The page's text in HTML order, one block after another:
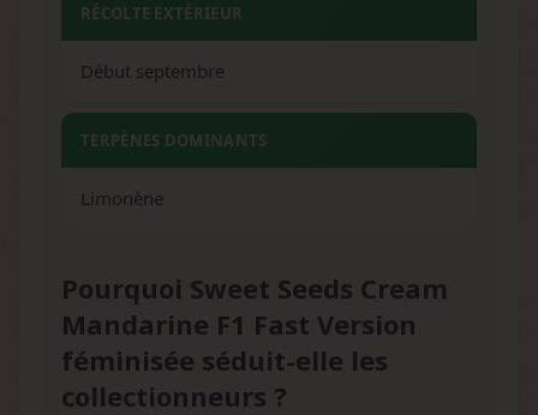
RÉCOLTE EXTÉRIEUR
Début septembre
TERPÈNES DOMINANTS
Limonène
Pourquoi Sweet Seeds Cream
Mandarine F1 Fast Version
féminisée séduit-elle les
collectionneurs ?